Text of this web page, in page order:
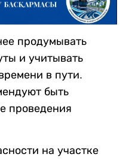
продумывать
и учитывать
в пути.
быть
проведения
на участке